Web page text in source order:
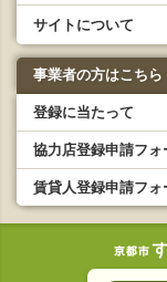
サイトについて
事業者の方はこちら
登録に当たって
協力店登録申請フォ
賃貸人登録申請フォ